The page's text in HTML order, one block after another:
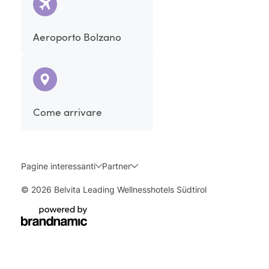
Aeroporto Bolzano
Come arrivare
Pagine interessanti Partner
© 2026 Belvita Leading Wellnesshotels Südtirol